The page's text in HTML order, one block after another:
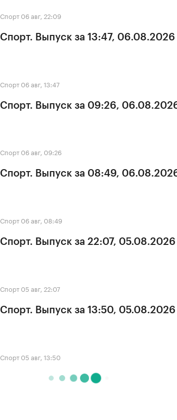
Спорт 06 авг, 22:09
Спорт. Выпуск за 13:47, 06.08.2026
Спорт 06 авг, 13:47
Спорт. Выпуск за 09:26,
Спорт 06 авг, 09:26
Спорт. Выпуск за 08:49,
Спорт 06 авг, 08:49
Спорт. Выпуск за 22:07, 05.08.2026
Спорт 05 авг, 22:07
Спорт. Выпуск за 13:50, 05.08.2026
Спорт 05 авг, 13:50